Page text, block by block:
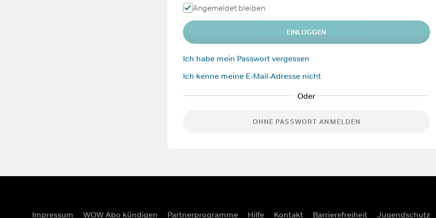
Angemeldet bleiben
EINLOGGEN
Ich habe mein Passwort vergessen
Ich kenne meine E-Mail-Adresse nicht
OHNE PASSWORT ANMELDEN
Impressum WOW Abo kündigen Partnerprogramme Hilfe Kontakt Barrierefreiheit Jugendschutz